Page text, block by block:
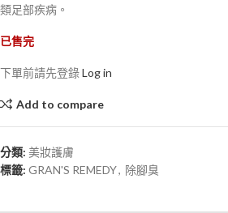
類足部疾病。
已售完
下單前請先登錄Log in
Add to compare
分類: 美妝護膚
標籤: GRAN'S REMEDY, 除腳臭